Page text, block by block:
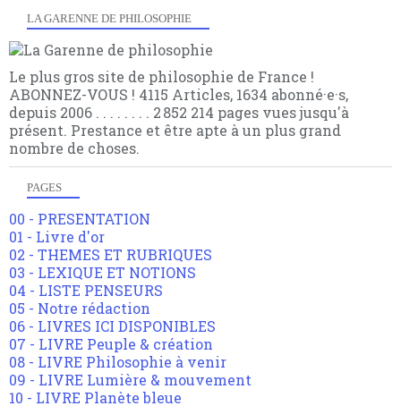
LA GARENNE DE PHILOSOPHIE
Le plus gros site de philosophie de France !
ABONNEZ-VOUS ! 4115 Articles, 1634 abonné·e·s,
depuis 2006 . . . . . . . . 2 852 214 pages vues jusqu'à
présent. Prestance et être apte à un plus grand
nombre de choses.
PAGES
00 - PRESENTATION
01 - Livre d'or
02 - THEMES ET RUBRIQUES
03 - LEXIQUE ET NOTIONS
04 - LISTE PENSEURS
05 - Notre rédaction
06 - LIVRES ICI DISPONIBLES
07 - LIVRE Peuple & création
08 - LIVRE Philosophie à venir
09 - LIVRE Lumière & mouvement
10 - LIVRE Planète bleue